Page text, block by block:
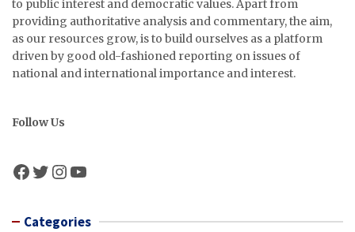
to public interest and democratic values. Apart from
providing authoritative analysis and commentary, the aim,
as our resources grow, is to build ourselves as a platform
driven by good old-fashioned reporting on issues of
national and international importance and interest.
Follow Us
Facebook
Twitter
Instagram
YouTube
Categories